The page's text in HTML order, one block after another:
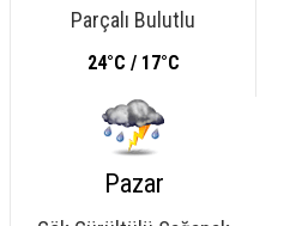
Parçalı Bulutlu
24°C / 17°C
Pazar